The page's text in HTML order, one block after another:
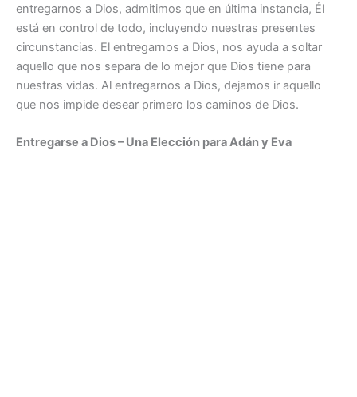
entregarnos a Dios, admitimos que en última instancia, Él
está en control de todo, incluyendo nuestras presentes
circunstancias. El entregarnos a Dios, nos ayuda a soltar
aquello que nos separa de lo mejor que Dios tiene para
nuestras vidas. Al entregarnos a Dios, dejamos ir aquello
que nos impide desear primero los caminos de Dios.
Entregarse a Dios – Una Elección para Adán y Eva